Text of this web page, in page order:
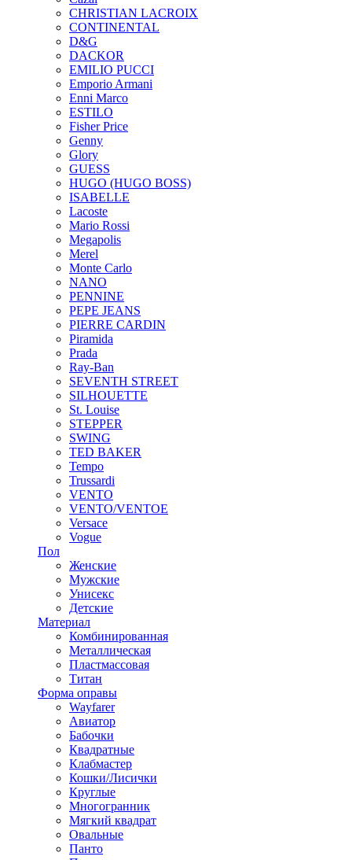
CHRISTIAN LACROIX
CONTINENTAL
D&G
DACKOR
EMILIO PUCCI
Emporio Armani
Enni Marco
ESTILO
Fisher Price
Genny
Glory
GUESS
HUGO (HUGO BOSS)
ISABELLE
Lacoste
Mario Rossi
Megapolis
Merel
Monte Carlo
NANO
PENNINE
PEPE JEANS
PIERRE CARDIN
Piramida
Prada
Ray-Ban
SEVENTH STREET
SILHOUETTE
St. Louise
STEPPER
SWING
TED BAKER
Tempo
Trussardi
VENTO
VENTO/VENTOE
Versace
Vogue
Пол
Женские
Мужские
Унисекс
Детские
Материал
Комбинированная
Металлическая
Пластмассовая
Титан
Форма оправы
Wayfarer
Авиатор
Бабочки
Квадратные
Клабмастер
Кошки/Лисички
Круглые
Многогранник
Мягкий квадрат
Овальные
Панто